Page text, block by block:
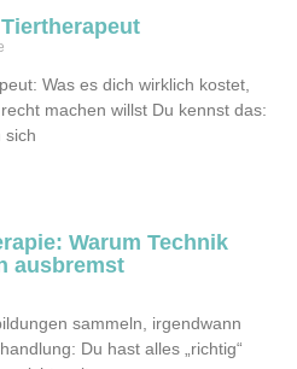
Was es dich wirklich kostet,
machen willst Du kennst das:
sich
Warum Technik
ausbremst
sammeln, irgendwann
Du hast alles „richtig“